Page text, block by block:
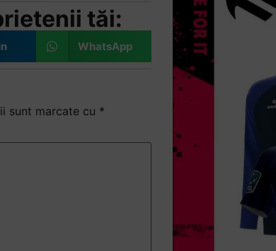
tăi:
WhatsApp
sunt marcate cu *